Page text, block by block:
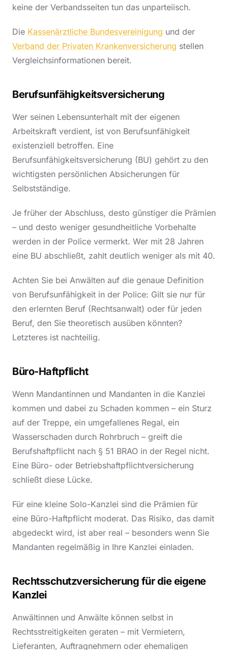
keine der Verbandsseiten tun das unparteiisch.
Die Kassenärztliche Bundesvereinigung und der
Verband der Privaten Krankenversicherung stellen
Vergleichsinformationen bereit.
Berufsunfähigkeitsversicherung
Wer seinen Lebensunterhalt mit der eigenen
Arbeitskraft verdient, ist von Berufsunfähigkeit
existenziell betroffen. Eine
Berufsunfähigkeitsversicherung (BU) gehört zu den
wichtigsten persönlichen Absicherungen für
Selbstständige.
Je früher der Abschluss, desto günstiger die Prämien
– und desto weniger gesundheitliche Vorbehalte
werden in der Police vermerkt. Wer mit 28 Jahren
eine BU abschließt, zahlt deutlich weniger als mit 40.
Achten Sie bei Anwälten auf die genaue Definition
von Berufsunfähigkeit in der Police: Gilt sie nur für
den erlernten Beruf (Rechtsanwalt) oder für jeden
Beruf, den Sie theoretisch ausüben könnten?
Letzteres ist nachteilig.
Büro-Haftpflicht
Wenn Mandantinnen und Mandanten in die Kanzlei
kommen und dabei zu Schaden kommen – ein Sturz
auf der Treppe, ein umgefallenes Regal, ein
Wasserschaden durch Rohrbruch – greift die
Berufshaftpflicht nach § 51 BRAO in der Regel nicht.
Eine Büro- oder Betriebshaftpflichtversicherung
schließt diese Lücke.
Für eine kleine Solo-Kanzlei sind die Prämien für
eine Büro-Haftpflicht moderat. Das Risiko, das damit
abgedeckt wird, ist aber real – besonders wenn Sie
Mandanten regelmäßig in Ihre Kanzlei einladen.
Rechtsschutzversicherung für die eigene
Kanzlei
Anwältinnen und Anwälte können selbst in
Rechtsstreitigkeiten geraten – mit Vermietern,
Lieferanten, Auftragnehmern oder ehemaligen